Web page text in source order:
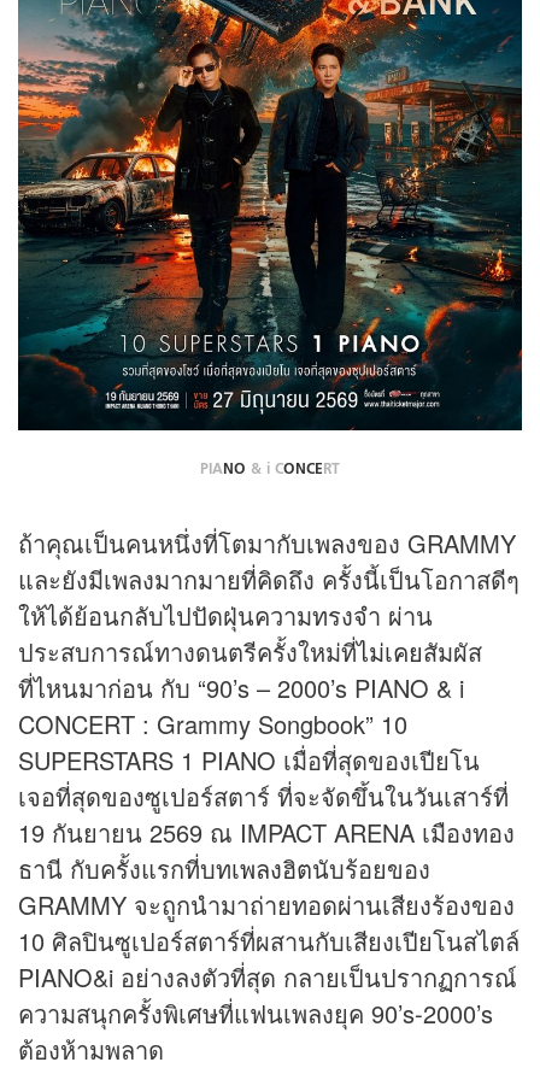
PIANO & i CONCERT
ถ้าคุณเป็นคนหนึ่งที่โตมากับเพลงของ GRAMMY
และยังมีเพลงมากมายที่คิดถึง ครั้งนี้เป็นโอกาสดีๆ
ให้ได้ย้อนกลับไปปัดฝุ่นความทรงจำ ผ่าน
ประสบการณ์ทางดนตรีครั้งใหม่ที่ไม่เคยสัมผัส
ที่ไหนมาก่อน กับ “90’s – 2000’s PIANO & i
CONCERT : Grammy Songbook” 10
SUPERSTARS 1 PIANO เมื่อที่สุดของเปียโน
เจอที่สุดของซูเปอร์สตาร์ ที่จะจัดขึ้นในวันเสาร์ที่
19 กันยายน 2569 ณ IMPACT ARENA เมืองทอง
ธานี กับครั้งแรกที่บทเพลงฮิตนับร้อยของ
GRAMMY จะถูกนำมาถ่ายทอดผ่านเสียงร้องของ
10 ศิลปินซูเปอร์สตาร์ที่ผสานกับเสียงเปียโนสไตล์
PIANO&i อย่างลงตัวที่สุด กลายเป็นปรากฏการณ์
ความสนุกครั้งพิเศษที่แฟนเพลงยุค 90’s-2000’s
ต้องห้ามพลาด